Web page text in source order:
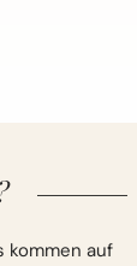
kommen auf